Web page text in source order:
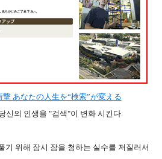
撃 あなたの人生を“検索”が変える
신의 인생을 "검색"이 변화 시킨다.
기 위해 잠시 잠을 청하는 실수를 저질러서